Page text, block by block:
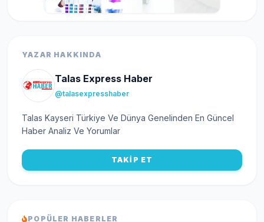
YAZAR HAKKINDA
Talas Express Haber
@talasexpresshaber
Talas Kayseri Türkiye Ve Dünya Genelinden En Güncel
Haber Analiz Ve Yorumlar
TAKİP ET
POPÜLER HABERLER